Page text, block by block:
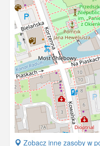
Zobacz inne zasoby w